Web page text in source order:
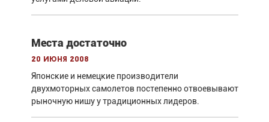
Места достаточно
20 июня 2008
Японские и немецкие производители
двухмоторных самолетов постепенно отвоевывают
рыночную нишу у традиционных лидеров.